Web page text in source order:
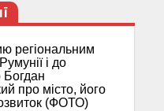
регіональним
і до
Богдан
про місто, його
(ФОТО)